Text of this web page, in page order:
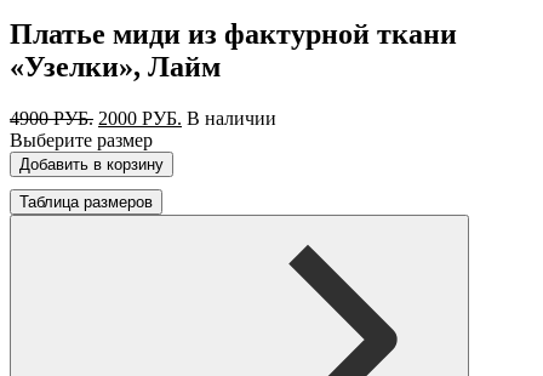
Платье миди из фактурной ткани
«Узелки», Лайм
4900РУБ. Первоначальная
цена
составляла
4900 РУБ..
2000 РУБ. Текущая
В наличии
Выберите размер
Добавить в корзину
Таблица размеров